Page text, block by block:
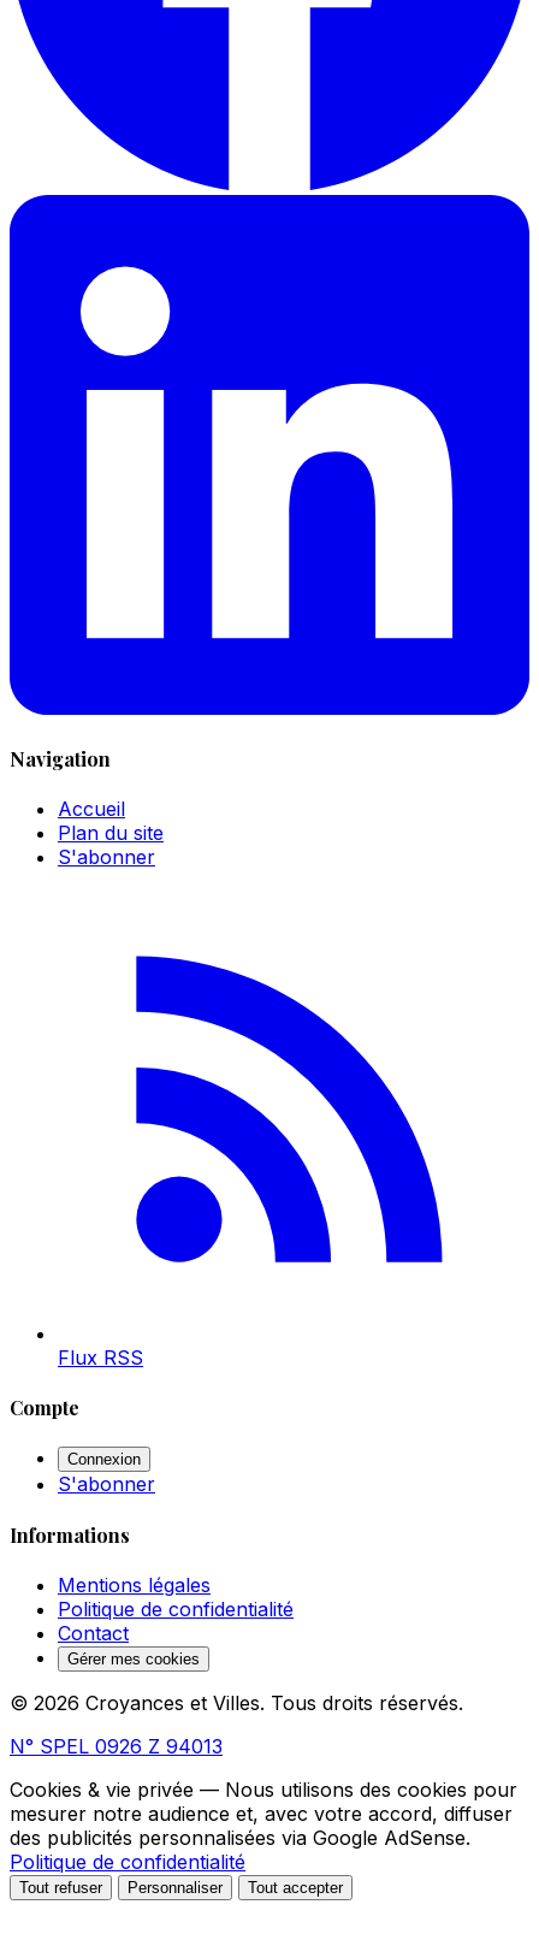
Navigation
Accueil
Plan du site
S'abonner
Flux RSS
Compte
Connexion
S'abonner
Informations
Mentions légales
Politique de confidentialité
Contact
Gérer mes cookies
© 2026 Croyances et Villes. Tous droits réservés.
N° SPEL 0926 Z 94013
Cookies & vie privée — Nous utilisons des cookies pour
mesurer notre audience et, avec votre accord, diffuser
des publicités personnalisées via Google AdSense.
Politique de confidentialité
Tout refuser Personnaliser Tout accepter